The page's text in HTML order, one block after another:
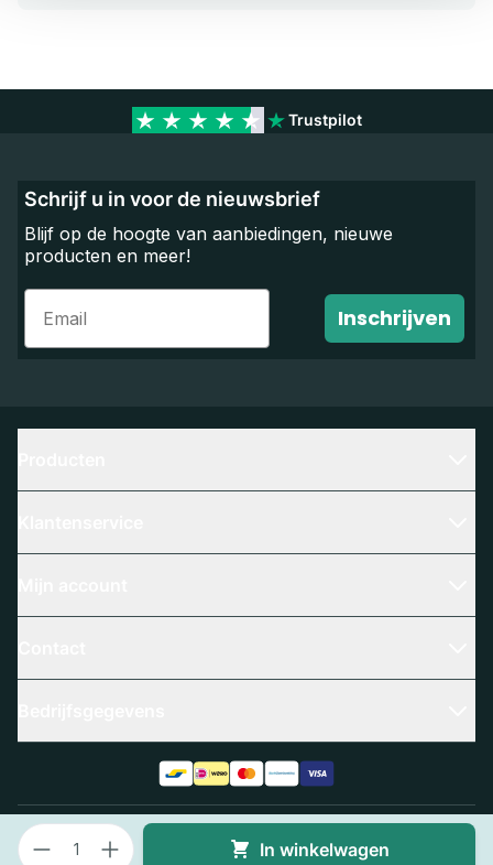
Aantal
In winkelwagen
Trustpilot
Schrijf u in voor de nieuwsbrief
Blijf op de hoogte van aanbiedingen, nieuwe
producten en meer!
Email
Inschrijven
Algemene voorwaarden
© 2025 Slangenboer